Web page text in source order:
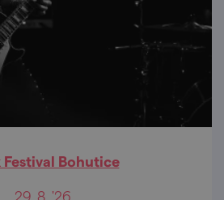
Festival Bohutice
29. 8. '26